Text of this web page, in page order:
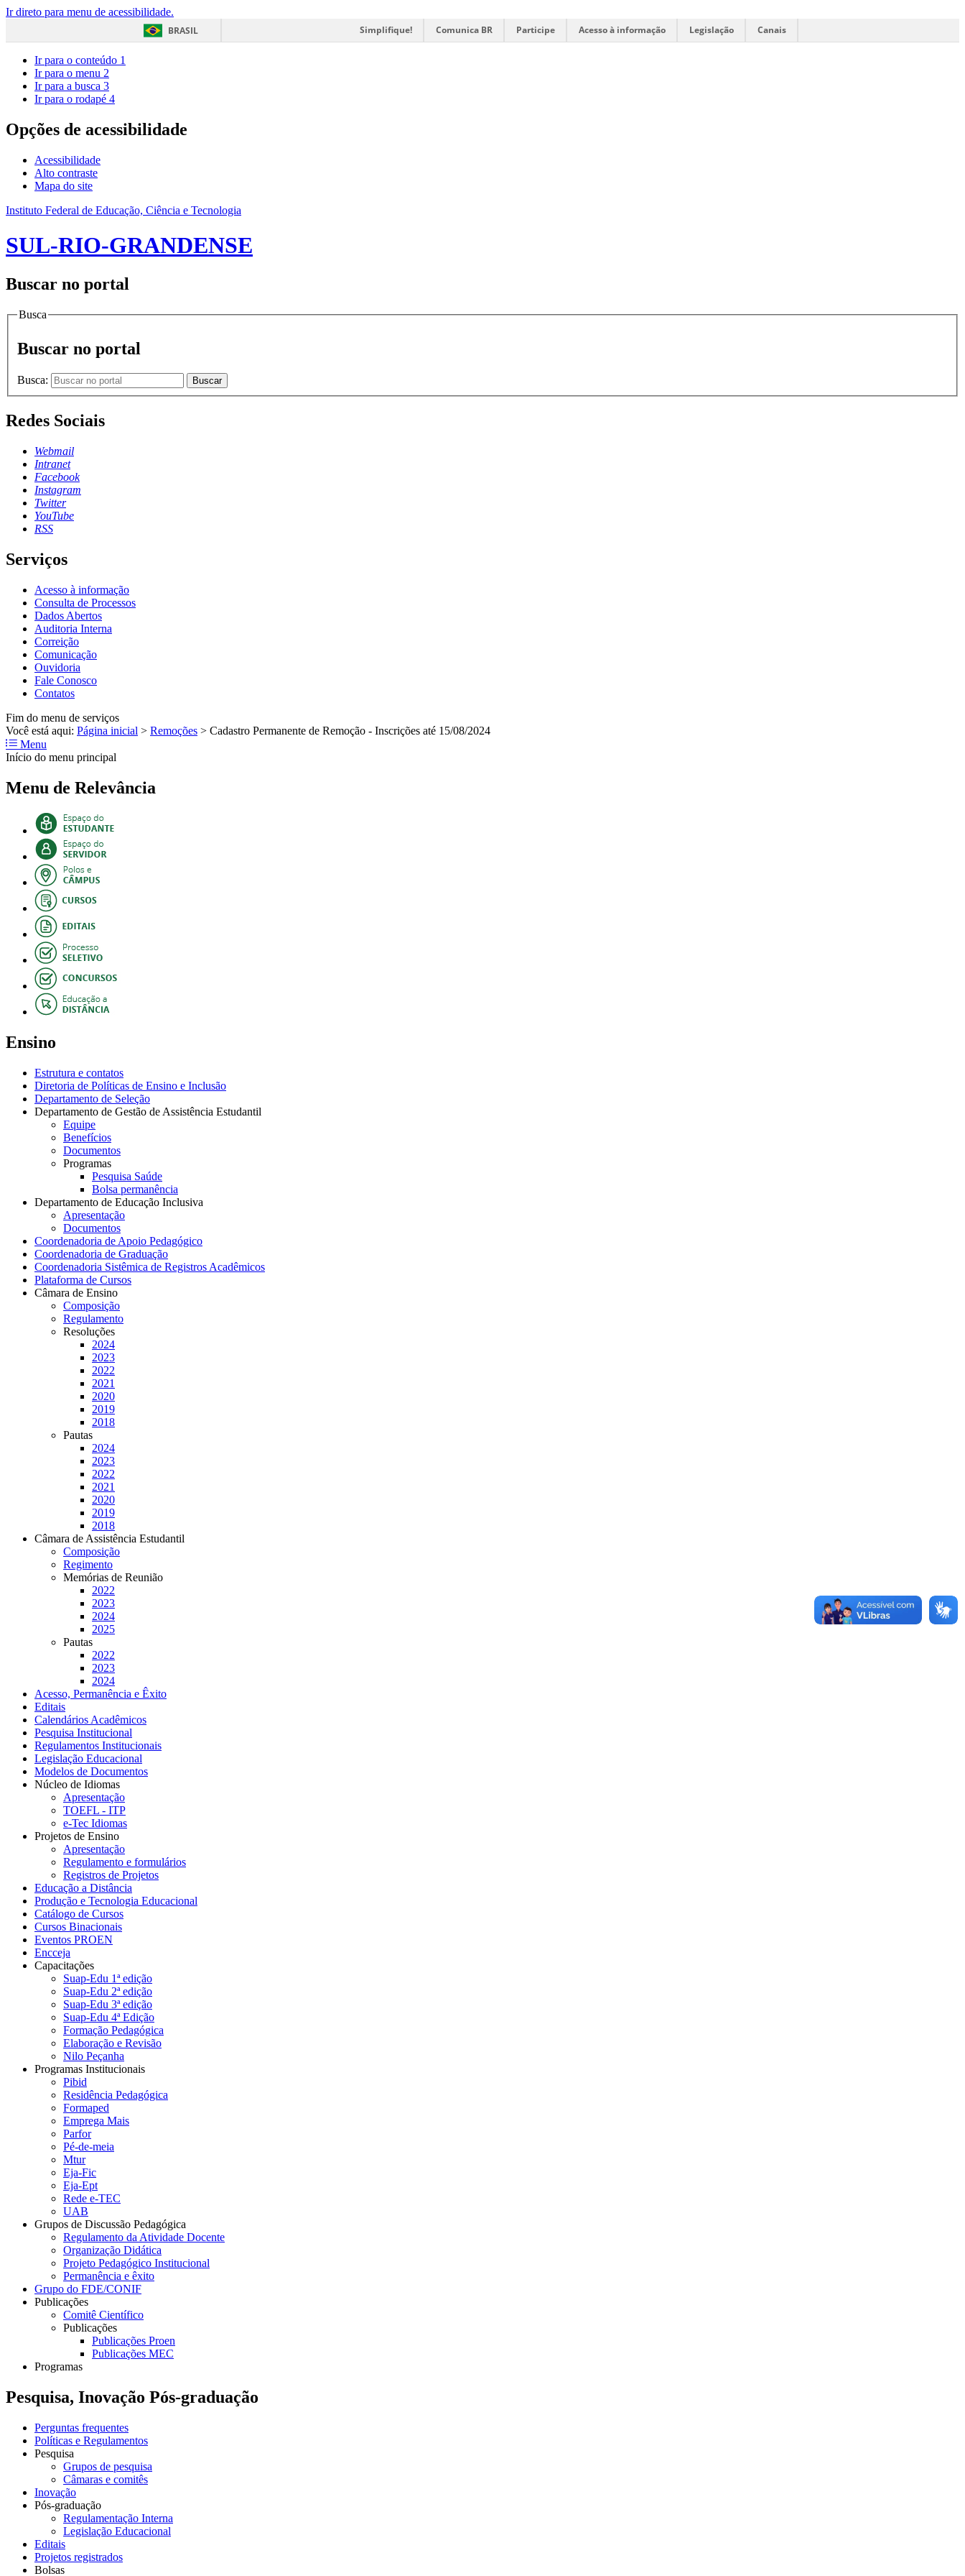
Ir direto para menu de acessibilidade.
BRASIL
Simplifique! Comunica BR Participe Acesso à informação Legislação Canais
Ir para o conteúdo 1
Ir para o menu 2
Ir para a busca 3
Ir para o rodapé 4
Opções de acessibilidade
Acessibilidade
Alto contraste
Mapa do site
Instituto Federal de Educação, Ciência e Tecnologia
SUL-RIO-GRANDENSE
Buscar no portal
Busca
Buscar no portal
Busca: Buscar
Redes Sociais
Webmail
Intranet
Facebook
Instagram
Twitter
YouTube
RSS
Serviços
Acesso à informação
Consulta de Processos
Dados Abertos
Auditoria Interna
Correição
Comunicação
Ouvidoria
Fale Conosco
Contatos
Fim do menu de serviços
Você está aqui: Página inicial > Remoções > Cadastro Permanente de Remoção - Inscrições até 15/08/2024
Menu
Início do menu principal
Menu de Relevância
Ensino
Estrutura e contatos
Diretoria de Políticas de Ensino e Inclusão
Departamento de Seleção
Departamento de Gestão de Assistência Estudantil
Equipe
Benefícios
Documentos
Programas
Pesquisa Saúde
Bolsa permanência
Departamento de Educação Inclusiva
Apresentação
Documentos
Coordenadoria de Apoio Pedagógico
Coordenadoria de Graduação
Coordenadoria Sistêmica de Registros Acadêmicos
Plataforma de Cursos
Câmara de Ensino
Composição
Regulamento
Resoluções
2024
2023
2022
2021
2020
2019
2018
Pautas
2024
2023
2022
2021
2020
2019
2018
Câmara de Assistência Estudantil
Composição
Regimento
Memórias de Reunião
2022
2023
2024
2025
Pautas
2022
2023
2024
Acesso, Permanência e Êxito
Editais
Calendários Acadêmicos
Pesquisa Institucional
Regulamentos Institucionais
Legislação Educacional
Modelos de Documentos
Núcleo de Idiomas
Apresentação
TOEFL - ITP
e-Tec Idiomas
Projetos de Ensino
Apresentação
Regulamento e formulários
Registros de Projetos
Educação a Distância
Produção e Tecnologia Educacional
Catálogo de Cursos
Cursos Binacionais
Eventos PROEN
Encceja
Capacitações
Suap-Edu 1ª edição
Suap-Edu 2ª edição
Suap-Edu 3ª edição
Suap-Edu 4ª Edição
Formação Pedagógica
Elaboração e Revisão
Nilo Peçanha
Programas Institucionais
Pibid
Residência Pedagógica
Formaped
Emprega Mais
Parfor
Pé-de-meia
Mtur
Eja-Fic
Eja-Ept
Rede e-TEC
UAB
Grupos de Discussão Pedagógica
Regulamento da Atividade Docente
Organização Didática
Projeto Pedagógico Institucional
Permanência e êxito
Grupo do FDE/CONIF
Publicações
Comitê Científico
Publicações
Publicações Proen
Publicações MEC
Programas
Pesquisa, Inovação Pós-graduação
Perguntas frequentes
Políticas e Regulamentos
Pesquisa
Grupos de pesquisa
Câmaras e comitês
Inovação
Pós-graduação
Regulamentação Interna
Legislação Educacional
Editais
Projetos registrados
Bolsas